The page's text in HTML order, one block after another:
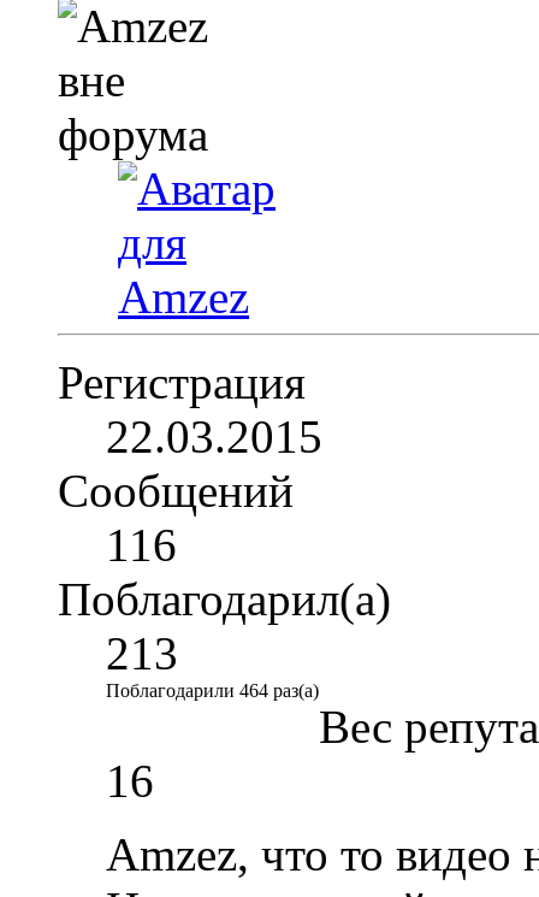
Регистрация
22.03.2015
Сообщений
116
Поблагодарил(а)
213
Поблагодарили 464 раз(а)
Вес
16
Amzez, что то видео